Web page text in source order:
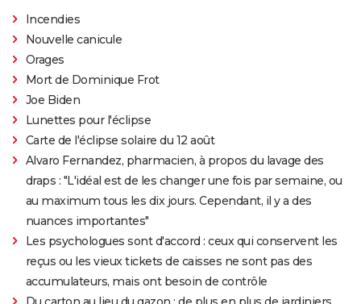
Incendies
Nouvelle canicule
Orages
Mort de Dominique Frot
Joe Biden
Lunettes pour l'éclipse
Carte de l'éclipse solaire du 12 août
Alvaro Fernandez, pharmacien, à propos du lavage des
draps : "L'idéal est de les changer une fois par semaine, ou
au maximum tous les dix jours. Cependant, il y a des
nuances importantes"
Les psychologues sont d'accord : ceux qui conservent les
reçus ou les vieux tickets de caisses ne sont pas des
accumulateurs, mais ont besoin de contrôle